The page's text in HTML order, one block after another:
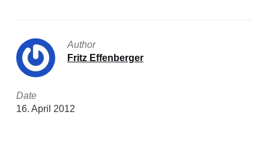
Author
Fritz Effenberger
Date
16. April 2012